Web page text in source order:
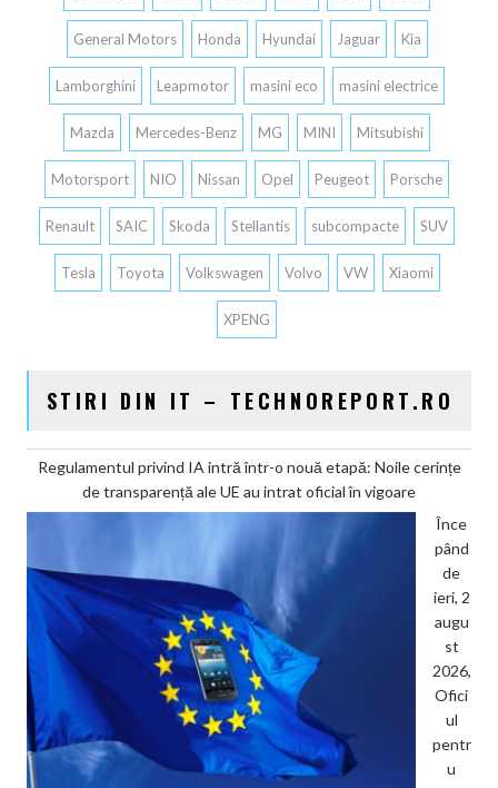
General Motors Honda Hyundai Jaguar Kia
Lamborghini Leapmotor masini eco masini electrice
Mazda Mercedes-Benz MG MINI Mitsubishi
Motorsport NIO Nissan Opel Peugeot Porsche
Renault SAIC Skoda Stellantis subcompacte SUV
Tesla Toyota Volkswagen Volvo VW Xiaomi
XPENG
STIRI DIN IT – TECHNOREPORT.RO
Regulamentul privind IA intră într-o nouă etapă: Noile cerințe
de transparență ale UE au intrat oficial în vigoare
Înce
pând
de
ieri, 2
augu
st
2026,
Ofici
ul
pentr
u